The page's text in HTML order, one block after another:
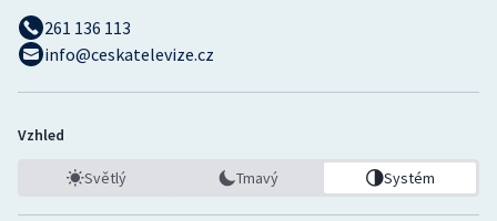
261 136 113
info@ceskatelevize.cz
Vzhled
Světlý Tmavý Systém